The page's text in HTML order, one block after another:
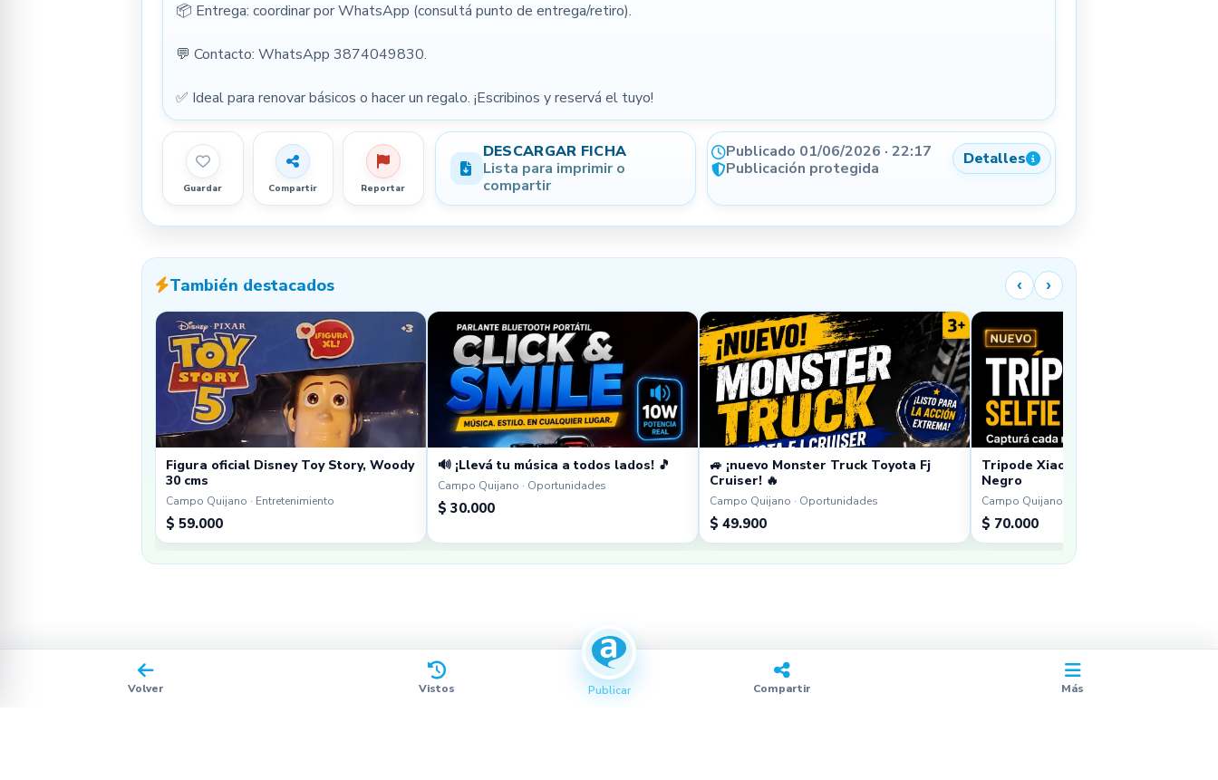
📦 Entrega: coordinar por WhatsApp (consultá punto de entrega/retiro).
💬 Contacto: WhatsApp 3874049830.
✅ Ideal para renovar básicos o hacer un regalo. ¡Escribinos y reservá el tuyo!
Guardar Compartir Reportar
DESCARGAR FICHA
Lista para imprimir o
compartir
Publicado 01/06/2026 · 22:17
Publicación protegida
Detalles
También destacados ‹ ›
Figura oficial Disney Toy Story, Woody
30 cms
Campo Quijano · Entretenimiento
$ 59.000
🔊 ¡Llevá tu música a todos lados! 🎵
Campo Quijano · Oportunidades
$ 30.000
🚙 ¡nuevo Monster Truck Toyota Fj
Cruiser! 🔥
Campo Quijano · Oportunidades
$ 49.900
Tripode Xiaomi Sefie Stick Tripod
Negro
Campo Quijano · Oportunidades
$ 70.000
Volver Vistos Publicar Compartir Más
Condición(opcional)
Forma de pago opcional
NIVEL DE CONFIANZA
Email verificado
Perfil completo
WhatsApp registrado
Localidad informada